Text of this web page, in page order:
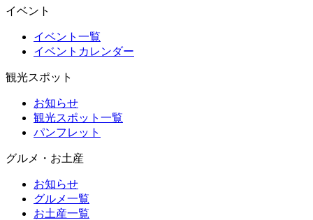
イベント
イベント一覧
イベントカレンダー
観光スポット
お知らせ
観光スポット一覧
パンフレット
グルメ・お土産
お知らせ
グルメ一覧
お土産一覧